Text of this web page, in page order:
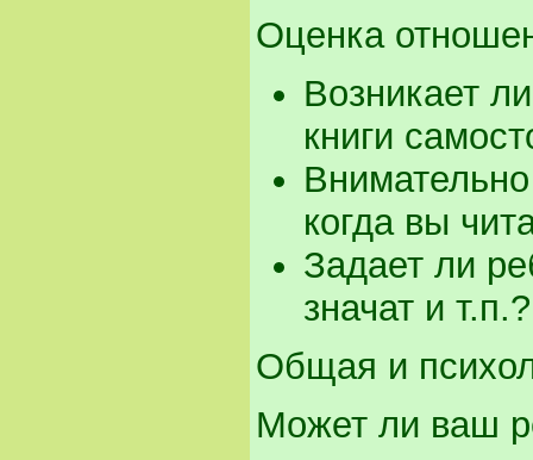
Оценка
Возникает
книги
когда вы
Задает ли
значат и т.п.?
Общая и
Может ли ваш